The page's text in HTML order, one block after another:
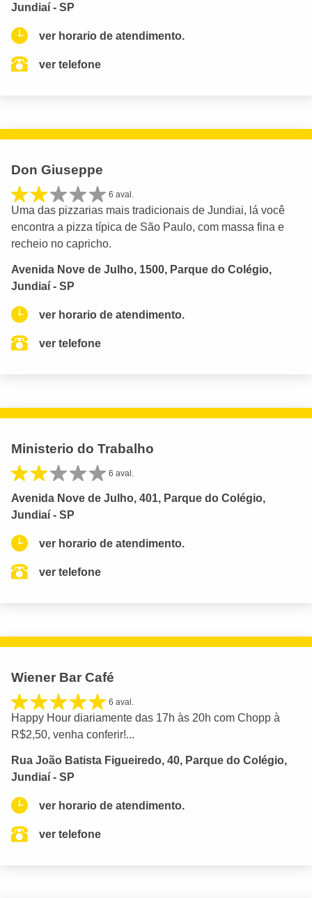
Jundiaí - SP
ver horario de atendimento.
ver telefone
Don Giuseppe
6 aval.
Uma das pizzarias mais tradicionais de Jundiai, lá você
encontra a pizza típica de São Paulo, com massa fina e
recheio no capricho.
Avenida Nove de Julho, 1500, Parque do Colégio,
Jundiaí - SP
ver horario de atendimento.
ver telefone
Ministerio do Trabalho
6 aval.
Avenida Nove de Julho, 401, Parque do Colégio,
Jundiaí - SP
ver horario de atendimento.
ver telefone
Wiener Bar Café
6 aval.
Happy Hour diariamente das 17h às 20h com Chopp à
R$2,50, venha conferir!...
Rua João Batista Figueiredo, 40, Parque do Colégio,
Jundiaí - SP
ver horario de atendimento.
ver telefone